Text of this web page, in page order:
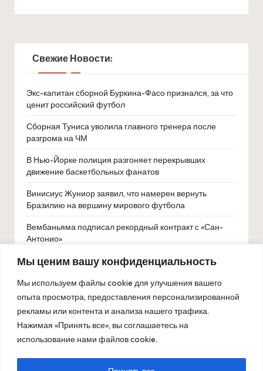
Мы ценим вашу конфиденциальность
Мы используем файлы cookie для улучшения вашего
опыта просмотра, предоставления персонализированной
рекламы или контента и анализа нашего трафика.
Нажимая «Принять все», вы соглашаетесь на
использование нами файлов cookie.
Свежие Новости:
Экс-капитан сборной Буркина-Фасо признался, за что
ценит российский футбол
Сборная Туниса уволила главного тренера после
разгрома на ЧМ
В Нью-Йорке полиция разгоняет перекрывших
движение баскетбольных фанатов
Винисиус Жуниор заявил, что намерен вернуть
Бразилию на вершину мирового футбола
Вембаньяма подписал рекордный контракт с «Сан-
Антонио»
В Кремле рассказали, поедет ли Путин на ЧМ по
Максим Цыплаков перешёл в «Калгари» в результате
Мельникова начала сбор перед ЧЕ